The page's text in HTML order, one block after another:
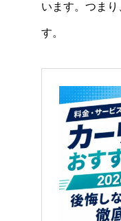
います。つま
す。